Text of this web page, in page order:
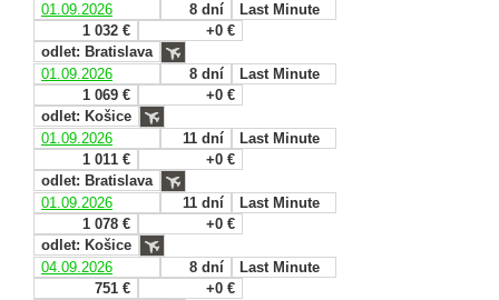
01.09.2026
8 dní
Last Minute
1 032 €
+0 €
odlet: Bratislava
01.09.2026
8 dní
Last Minute
1 069 €
+0 €
odlet: Košice
01.09.2026
11 dní
Last Minute
1 011 €
+0 €
odlet: Bratislava
01.09.2026
11 dní
Last Minute
1 078 €
+0 €
odlet: Košice
04.09.2026
8 dní
Last Minute
751 €
+0 €